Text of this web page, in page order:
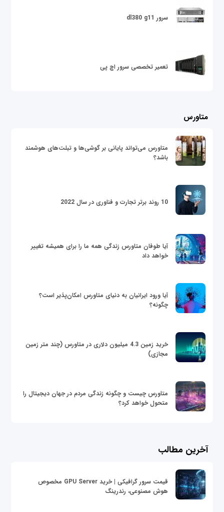
سرور dl380 g11
تعمیر تخصصی سرور اچ پی
متاورس
متاورس می‌تواند پایانی بر گوشی‌ها و تبلت‌های هوشمند
باشد؟
10 روند برتر تجارت و فناوری در سال 2022
آیا طوفان متاورس زندگی همه ما را برای همیشه تغییر
خواهد داد
آیا ورود ایرانیان به دنیای متاورس امکان‌پذیر است؟
چگونه؟
خرید زمین 4.3 میلیون دلاری در متاورس (چند متر زمین
مجازی)
متاورس چیست و چگونه زندگی مردم در جهان دیجیتال را
متحول خواهد کرد؟
آخرین مطالب
قیمت سرور گرافیکی | خرید GPU Server مخصوص
هوش مصنوعی، رندرینگ